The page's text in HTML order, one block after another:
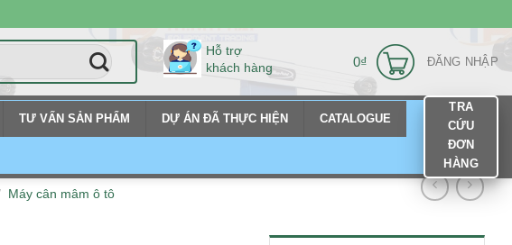
Hỗ trợ
khách hàng
0₫ ĐĂNG NHẬP
TƯ VẤN SẢN PHẨM DỰ ÁN ĐÃ THỰC HIỆN CATALOGUE
TRA
CỨU
ĐƠN
HÀNG
Máy cân mâm ô tô